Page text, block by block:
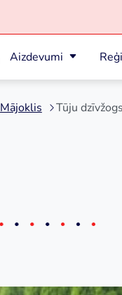
Aizdevumi
Mājoklis Tūju